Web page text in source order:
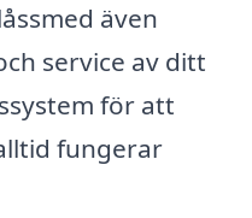
även
service av ditt
för att
fungerar